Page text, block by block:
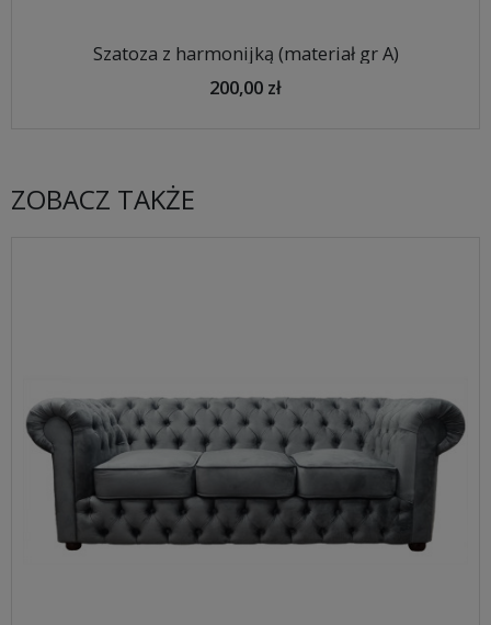
Szatoza z harmonijką (materiał gr A)
200,00 zł
ZOBACZ TAKŻE